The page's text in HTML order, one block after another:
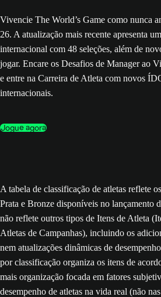
Vivencie The World’s Game como nunca
26. A atualização mais recente apresenta
internacional com 48 seleções, além de
jogar. Encare os Desafios de Manager ao
e entre na Carreira de Atleta com novos
internacionais.
Jogue agora
A tabela de classificação de atletas reflete
Prata e Bronze disponíveis no lançamento
não reflete outros tipos de Itens de Atleta
Atletas de Campanhas), incluindo os
nem atualizações dinâmicas de
por classificação organiza os itens de
mais organização focada em fatores
desempenho de atletas na vida real (não